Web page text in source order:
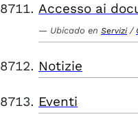
Accesso ai
Ubicado en Servizi /
Notizie
Eventi